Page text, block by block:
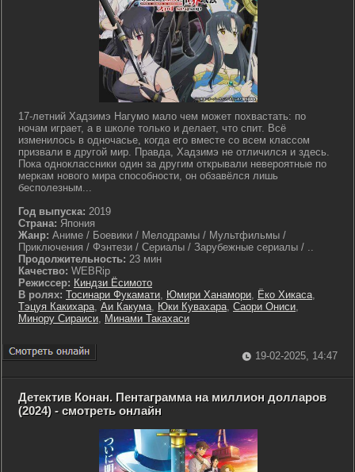
17-летний Хадзимэ Нагумо мало чем может похвастать: по
ночам играет, а в школе только и делает, что спит. Всё
изменилось в одночасье, когда его вместе со всем классом
призвали в другой мир. Правда, Хадзимэ не отличился и здесь.
Пока одноклассники один за другим открывали невероятные по
меркам нового мира способности, он обзавёлся лишь
бесполезным...
Год выпуска: 2019
Страна: Япония
Жанр: Аниме / Боевики / Мелодрамы / Мультфильмы /
Приключения / Фэнтези / Сериалы / Зарубежные сериалы / ..
Продолжительность: 23 мин
Качество: WEBRip
Режиссер: Киндзи Ёсимото
В ролях: Тосинари Фукамати, Юмири Ханамори, Ёко Хикаса,
Тэцуя Какихара, Аи Какума, Юки Кувахара, Саори Ониси,
Минору Сираиси, Минами Такахаси
19-02-2025, 14:47
Детектив Конан. Пентаграмма на миллион долларов
(2024) - смотреть онлайн